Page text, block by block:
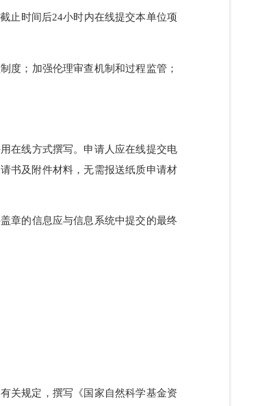
笔签名并加盖依托单位公章后，将电子扫描
必在截止时间后24小时内在线提交本单位项
管理制度；加强伦理审查机制和过程监管；
签字盖章的信息应与信息系统中提交的最终